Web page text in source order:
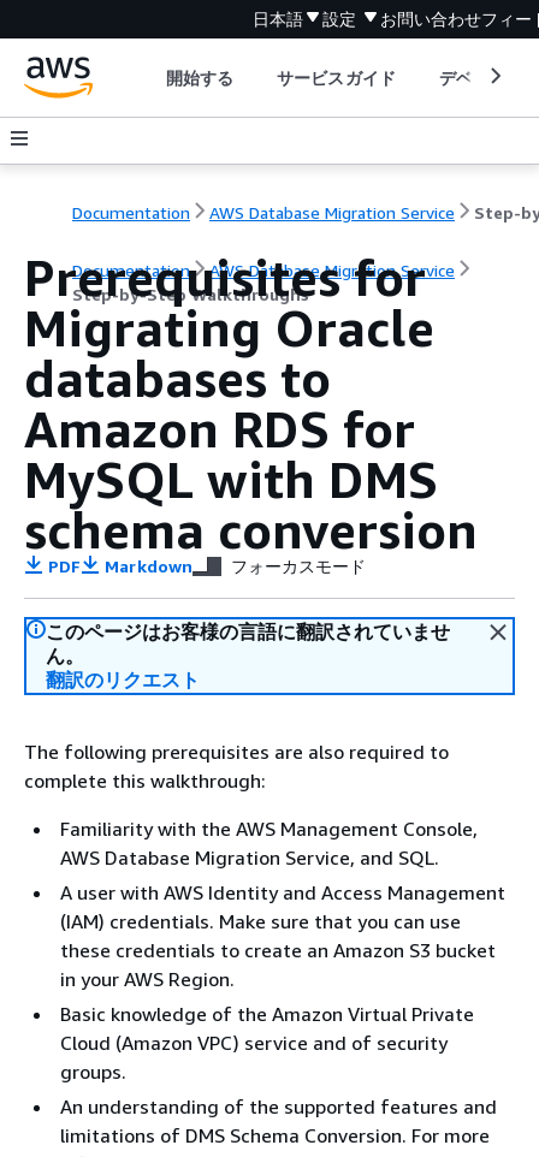
日本語 設定 お問い合わせフィー
開始する サービスガイド デベロッパ
Documentation AWS Database Migration Service
Documentation
AWS Database Migration Service
Step-by-Step Walkthroughs
Prerequisites for
Migrating Oracle
databases to
Amazon RDS for
MySQL with DMS
schema conversion
PDF Markdown フォーカスモード
このページはお客様の言語に翻訳されていませ
ん。
翻訳のリクエスト
The following prerequisites are also required to
complete this walkthrough:
Familiarity with the AWS Management Console,
AWS Database Migration Service, and SQL.
A user with AWS Identity and Access Management
(IAM) credentials. Make sure that you can use
these credentials to create an Amazon S3 bucket
in your AWS Region.
Basic knowledge of the Amazon Virtual Private
Cloud (Amazon VPC) service and of security
groups.
An understanding of the supported features and
limitations of DMS Schema Conversion. For more